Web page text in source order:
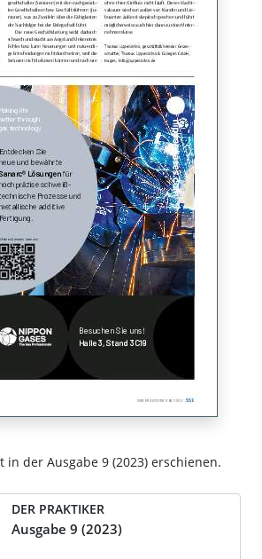
in der Ausgabe 9 (2023) erschienen.
DER PRAKTIKER
Ausgabe 9 (2023)